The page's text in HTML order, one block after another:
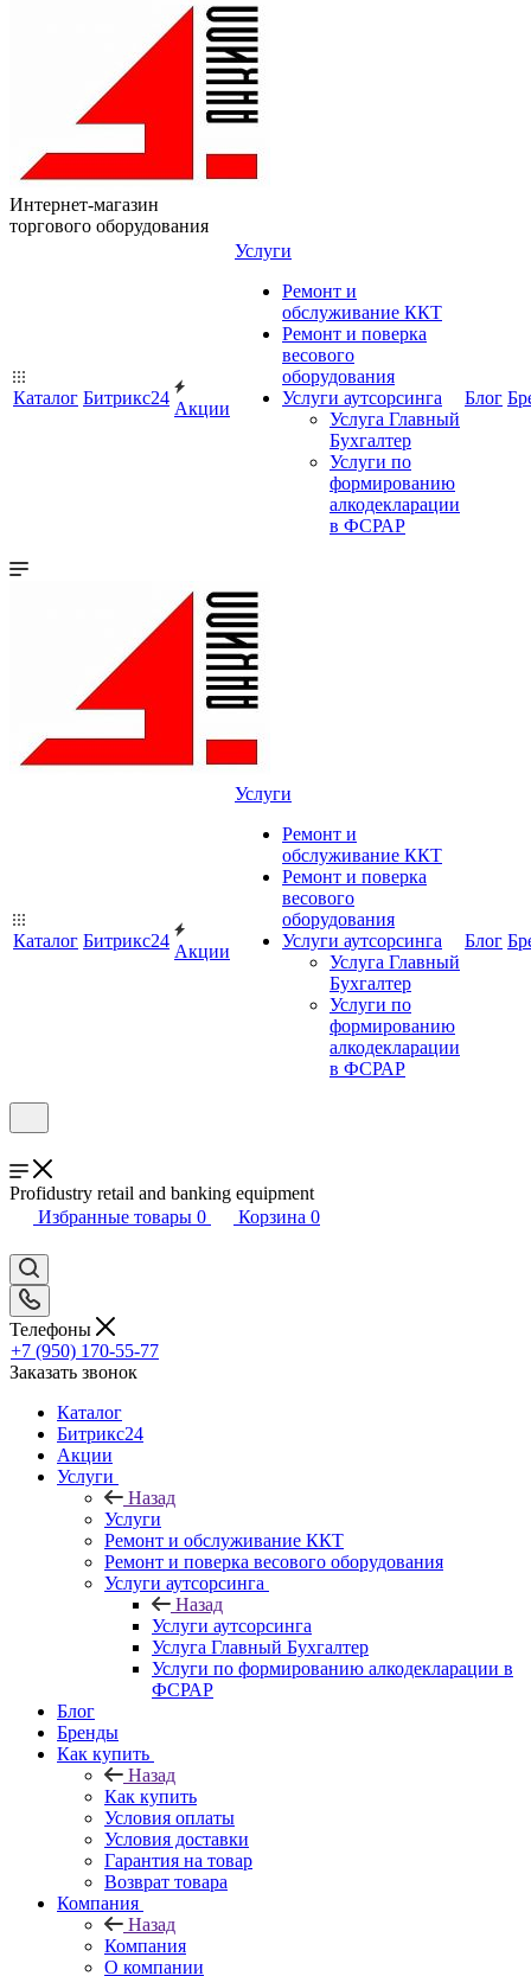
Интернет-магазин
торгового оборудования
Каталог Битрикс24
Акции
Услуги
Ремонт и
обслуживание ККТ
Ремонт и поверка
весового
оборудования
Услуги аутсорсинга
Услуга Главный
Бухгалтер
Услуги по
формированию
алкодекларации
в ФСРАР
Блог
Каталог Битрикс24
Акции
Услуги
Ремонт и
обслуживание ККТ
Ремонт и поверка
весового
оборудования
Услуги аутсорсинга
Услуга Главный
Бухгалтер
Услуги по
формированию
алкодекларации
в ФСРАР
Блог
Profidustry retail and banking equipment
Избранные товары 0 Корзина 0
Телефоны
+7 (950) 170-55-77
Заказать звонок
Каталог
Битрикс24
Акции
Услуги
Назад
Услуги
Ремонт и обслуживание ККТ
Ремонт и поверка весового оборудования
Услуги аутсорсинга
Назад
Услуги аутсорсинга
Услуга Главный Бухгалтер
Услуги по формированию алкодекларации в
ФСРАР
Блог
Бренды
Как купить
Назад
Как купить
Условия оплаты
Условия доставки
Гарантия на товар
Возврат товара
Компания
Назад
Компания
О компании